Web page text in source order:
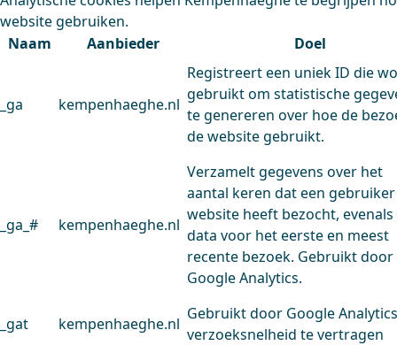
website gebruiken.
Naam
Aanbieder Doel
_ga kempenhaeghe.nl
Registreert een uniek ID die
gebruikt om statistische
te genereren over hoe de
de website gebruikt.
_ga_# kempenhaeghe.nl
Verzamelt gegevens over het
aantal keren dat een
website heeft bezocht, evenals
data voor het eerste en meest
recente bezoek. Gebruikt door
Google Analytics.
_gat kempenhaeghe.nl
Gebruikt door Google
verzoeksnelheid te vertragen